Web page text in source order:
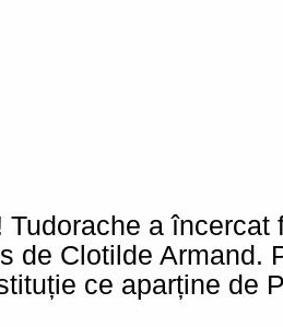
Tudorache a încercat
de Clotilde Armand.
ce aparține de